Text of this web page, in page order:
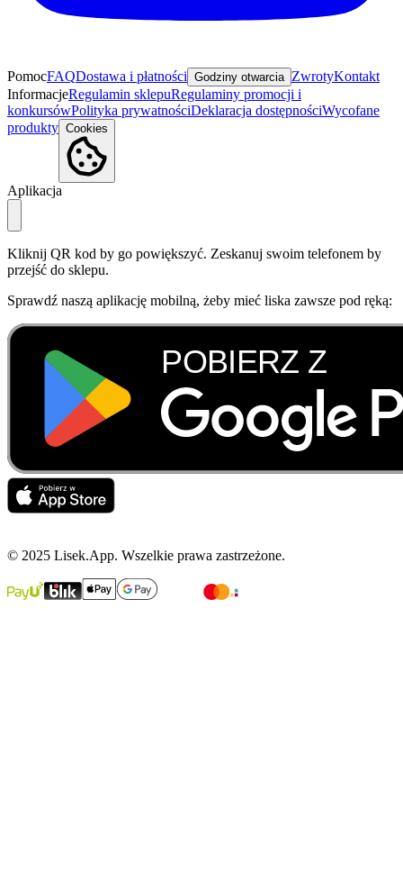
PomocFAQDostawa i płatności Godziny otwarcia ZwrotyKontakt
InformacjeRegulamin sklepuRegulaminy promocji i
konkursówPolityka prywatnościDeklaracja dostępnościWycofane
produkty Cookies
Aplikacja
Kliknij QR kod by go powiększyć. Zeskanuj swoim telefonem by
przejść do sklepu.
Sprawdź naszą aplikację mobilną, żeby mieć liska zawsze pod ręką:
© 2025 Lisek.App. Wszelkie prawa zastrzeżone.